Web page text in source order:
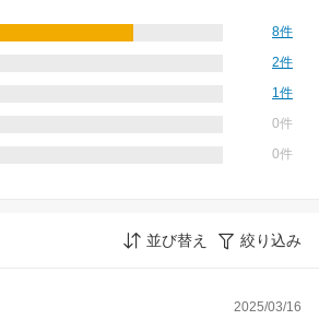
8件
2件
1件
0件
0件
並び替え 絞り込み
2025/03/16